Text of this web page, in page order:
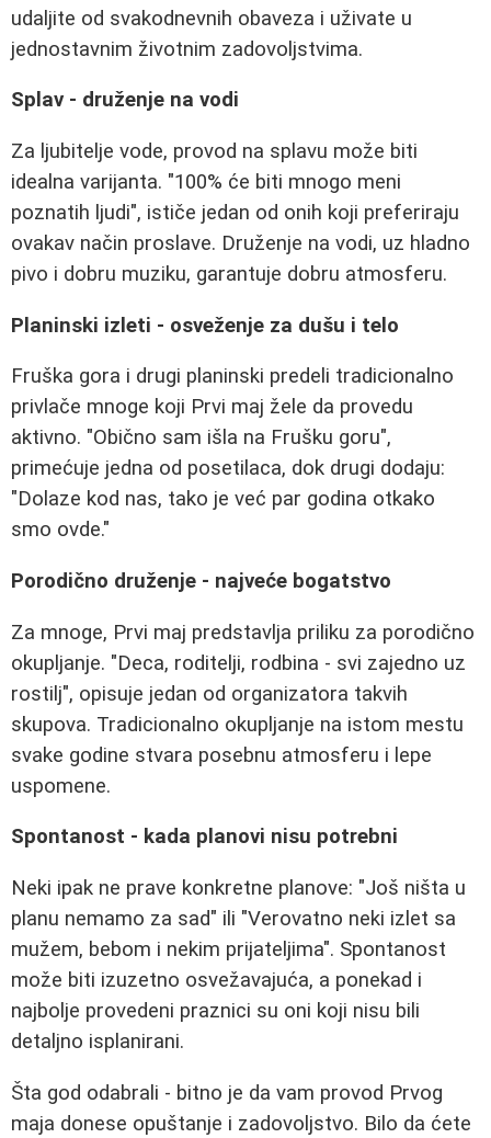
udaljite od svakodnevnih obaveza i uživate u
jednostavnim životnim zadovoljstvima.
Splav - druženje na vodi
Za ljubitelje vode, provod na splavu može biti
idealna varijanta. "100% će biti mnogo meni
poznatih ljudi", ističe jedan od onih koji preferiraju
ovakav način proslave. Druženje na vodi, uz hladno
pivo i dobru muziku, garantuje dobru atmosferu.
Planinski izleti - osveženje za dušu i telo
Fruška gora i drugi planinski predeli tradicionalno
privlače mnoge koji Prvi maj žele da provedu
aktivno. "Obično sam išla na Frušku goru",
primećuje jedna od posetilaca, dok drugi dodaju:
"Dolaze kod nas, tako je već par godina otkako
smo ovde."
Porodično druženje - najveće bogatstvo
Za mnoge, Prvi maj predstavlja priliku za porodično
okupljanje. "Deca, roditelji, rodbina - svi zajedno uz
rostilj", opisuje jedan od organizatora takvih
skupova. Tradicionalno okupljanje na istom mestu
svake godine stvara posebnu atmosferu i lepe
uspomene.
Spontanost - kada planovi nisu potrebni
Neki ipak ne prave konkretne planove: "Još ništa u
planu nemamo za sad" ili "Verovatno neki izlet sa
mužem, bebom i nekim prijateljima". Spontanost
može biti izuzetno osvežavajuća, a ponekad i
najbolje provedeni praznici su oni koji nisu bili
detaljno isplanirani.
Šta god odabrali - bitno je da vam provod Prvog
maja donese opuštanje i zadovoljstvo. Bilo da ćete